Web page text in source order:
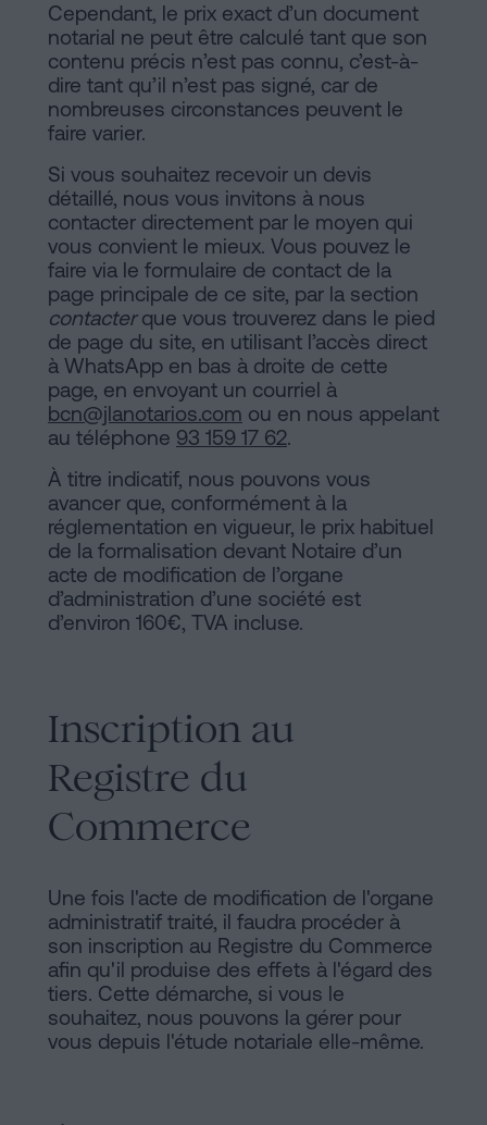
Cependant, le prix exact d’un document
notarial ne peut être calculé tant que son
contenu précis n’est pas connu, c’est-à-
dire tant qu’il n’est pas signé, car de
nombreuses circonstances peuvent le
faire varier.
Si vous souhaitez recevoir un devis
détaillé, nous vous invitons à nous
contacter directement par le moyen qui
vous convient le mieux. Vous pouvez le
faire via le formulaire de contact de la
page principale de ce site, par la section
contacterque vous trouverez dans le pied
de page du site, en utilisant l’accès direct
à WhatsApp en bas à droite de cette
page, en envoyant un courriel à
bcn@jlanotarios.com ou en nous appelant
au téléphone 93 159 17 62.
À titre indicatif, nous pouvons vous
avancer que, conformément à la
réglementation en vigueur, le prix habituel
de la formalisation devant Notaire d’un
acte de modification de l’organe
d’administration d’une société est
d’environ 160€, TVA incluse.
Inscription au
Registre du
Commerce
Une fois l'acte de modification de l'organe
administratif traité, il faudra procéder à
son inscription au Registre du Commerce
afin qu'il produise des effets à l'égard des
tiers. Cette démarche, si vous le
souhaitez, nous pouvons la gérer pour
vous depuis l'étude notariale elle-même.